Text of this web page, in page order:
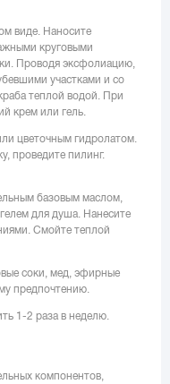
виде. Наносите
круговыми
Проводя эксфолиацию,
участками и со
теплой водой. При
крем или гель.
цветочным гидролатом.
проведите пилинг.
базовым маслом,
для душа. Нанесите
Смойте теплой
соки, мед, эфирные
предпочтению.
1-2 раза в неделю.
компонентов,